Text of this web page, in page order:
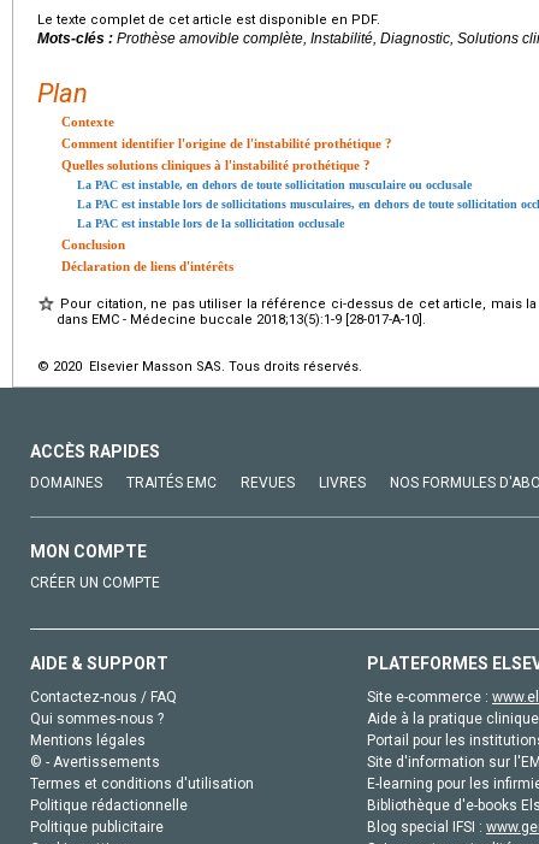
Le texte complet de cet article est disponible en PDF.
Mots-clés : Prothèse amovible complète, Instabilité, Diagnostic, Solutions
Plan
Contexte
Comment identifier l'origine de l'instabilité prothétique ?
Quelles solutions cliniques à l'instabilité prothétique ?
La PAC est instable, en dehors de toute sollicitation musculaire ou occlusale
La PAC est instable lors de sollicitations musculaires, en dehors de toute sollicitation
La PAC est instable lors de la sollicitation occlusale
Conclusion
Déclaration de liens d'intérêts
Pour citation, ne pas utiliser la référence ci-dessus de cet article, mais
dans EMC - Médecine buccale 2018;13(5):1-9 [28-017-A-10].
© 2020 Elsevier Masson SAS. Tous droits réservés.
ACCÈS RAPIDES
DOMAINES TRAITÉS EMC REVUES LIVRES NOS FORMULES
MON COMPTE
CRÉER UN COMPTE
AIDE & SUPPORT
Contactez-nous / FAQ
Qui sommes-nous ?
Mentions légales
© - Avertissements
Termes et conditions d'utilisation
Politique rédactionnelle
Politique publicitaire
PLATEFORMES
Site e-commerce :
Aide à la pratique
Portail pour les
Site d'information sur
E-learning pour les
Bibliothèque d'e-books
Blog special IFSI :